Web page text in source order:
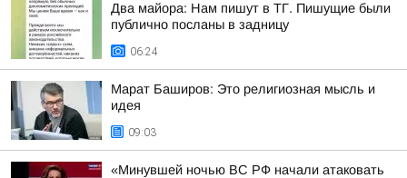
Два майора: Нам пишут в ТГ. Пишущие были
публично посланы в задницу
06:24
Марат Баширов: Это религиозная мысль и
идея
09:03
«Минувшей ночью ВС РФ начали атаковать